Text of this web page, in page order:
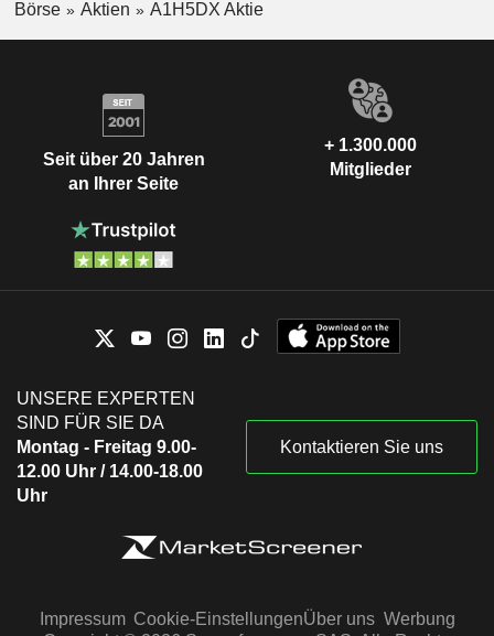
Börse Aktien A1H5DX Aktie
Seit über 20 Jahren
an Ihrer Seite
+ 1.300.000
Mitglieder
UNSERE EXPERTEN
SIND FÜR SIE DA
Montag - Freitag 9.00-
12.00 Uhr / 14.00-18.00
Uhr
Kontaktieren Sie uns
Impressum Cookie-EinstellungenÜber uns Werbung